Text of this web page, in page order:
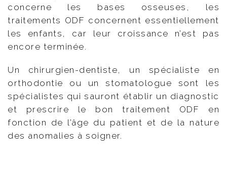
concerne les bases osseuses, les
traitements ODF concernent essentiellement
les enfants, car leur croissance n’est pas
encore terminée.
Un chirurgien-dentiste, un spécialiste en
orthodontie ou un stomatologue sont les
spécialistes qui sauront établir un diagnostic
et prescrire le bon traitement ODF en
fonction de l’âge du patient et de la nature
des anomalies à soigner.